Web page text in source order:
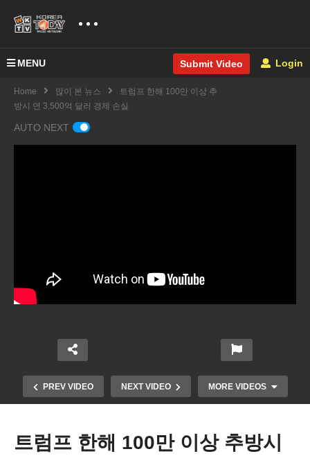
MENU Submit Video Login
Home 많이 본 뉴스
트럼프 한해 100만 이상 추
방시 연 3,500억 달러 경제 손실
AUTO NEXT
PREV VIDEO NEXT VIDEO MORE VIDEOS
트럼프 한해 100만 이상 추방시